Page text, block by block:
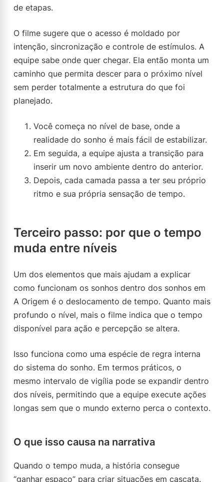
de etapas.
O filme sugere que o acesso é moldado por
intenção, sincronização e controle de estímulos. A
equipe sabe onde quer chegar. Ela então monta um
caminho que permita descer para o próximo nível
sem perder totalmente a estrutura do que foi
planejado.
Você começa no nível de base, onde a
realidade do sonho é mais fácil de estabilizar.
Em seguida, a equipe ajusta a transição para
inserir um novo ambiente dentro do anterior.
Depois, cada camada passa a ter seu próprio
ritmo e sua própria sensação de tempo.
Terceiro passo: por que o tempo
muda entre níveis
Um dos elementos que mais ajudam a explicar
como funcionam os sonhos dentro dos sonhos em
A Origem é o deslocamento de tempo. Quanto mais
profundo o nível, mais o filme indica que o tempo
disponível para ação e percepção se altera.
Isso funciona como uma espécie de regra interna
do sistema do sonho. Em termos práticos, o
mesmo intervalo de vigília pode se expandir dentro
dos níveis, permitindo que a equipe execute ações
longas sem que o mundo externo perca o contexto.
O que isso causa na narrativa
Quando o tempo muda, a história consegue
“ganhar espaço” para criar situações em cascata.